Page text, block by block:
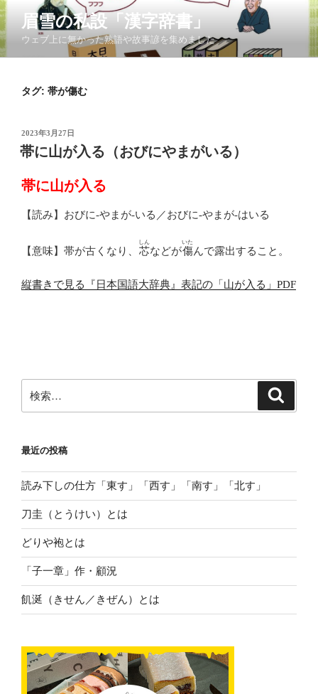
コ
ン
テ
ン
眉雪の私設「漢字辞書」
ウェブ上に無かった熟語や故事諺を集めました
タグ: 帯が傷む
投
稿
日:
2023年3月27日
帯に山が入る（おびにやまがいる）
帯に山が入る
【読み】おびに-やまが-いる／おびに-やまが-はいる
【意味】帯が古くなり、 芯
しん
などが傷
いた
んで露出すること。
縦書きで見る『日本国語大辞典』表記の「山が入る」PDF
索:
最近の投稿
読み下しの仕方「東す」「西す」「南す」「北す」
刀圭（とうけい）とは
どりや袍とは
「子一章」作・顧況
飢涎（きせん／きぜん）とは